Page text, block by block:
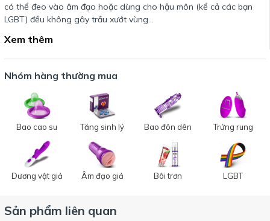
có thể đeo vào âm đạo hoặc dùng cho hậu môn (kể cả các bạn
LGBT) đều không gây trầu xướt vùng…
Xem thêm
Nhóm hàng thường mua
Bao cao su Tăng sinh lý Bao đôn dên Trứng rung
Dương vật giả Âm đạo giả Bôi trơn LGBT
Sản phẩm liên quan